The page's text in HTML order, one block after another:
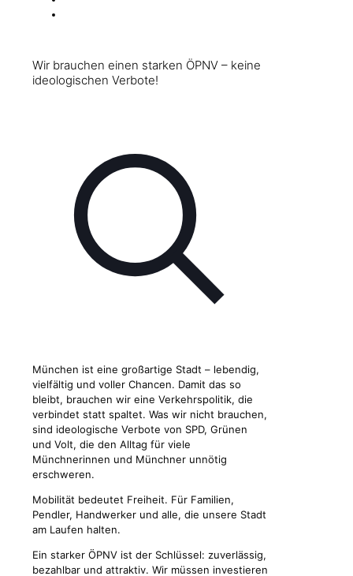
Wir brauchen einen starken ÖPNV – keine
ideologischen Verbote!
München ist eine großartige Stadt – lebendig,
vielfältig und voller Chancen. Damit das so
bleibt, brauchen wir eine Verkehrspolitik, die
verbindet statt spaltet. Was wir nicht brauchen,
sind ideologische Verbote von SPD, Grünen
und Volt, die den Alltag für viele
Münchnerinnen und Münchner unnötig
erschweren.
Mobilität bedeutet Freiheit. Für Familien,
Pendler, Handwerker und alle, die unsere Stadt
am Laufen halten.
Ein starker ÖPNV ist der Schlüssel: zuverlässig,
bezahlbar und attraktiv. Wir müssen investieren